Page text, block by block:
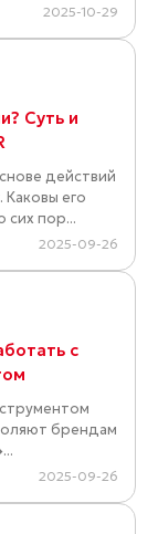
2025-10-29
Суть и
действий
Каковы его
пор...
2025-09-26
с
брендам
2025-09-26